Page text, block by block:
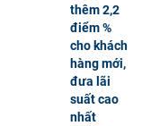
thêm 2,2
điểm %
cho khách
hàng mới,
đưa lãi
suất cao
nhất